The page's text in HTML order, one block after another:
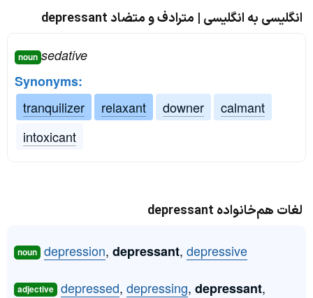
انگلیسی به انگلیسی | مترادف و متضاد depressant
noun sedative
Synonyms:
tranquilizer
relaxant downer
calmant
intoxicant
لغات هم‌خانواده depressant
noun depression, depressant, depressive
adjective depressed, depressing, depressant,